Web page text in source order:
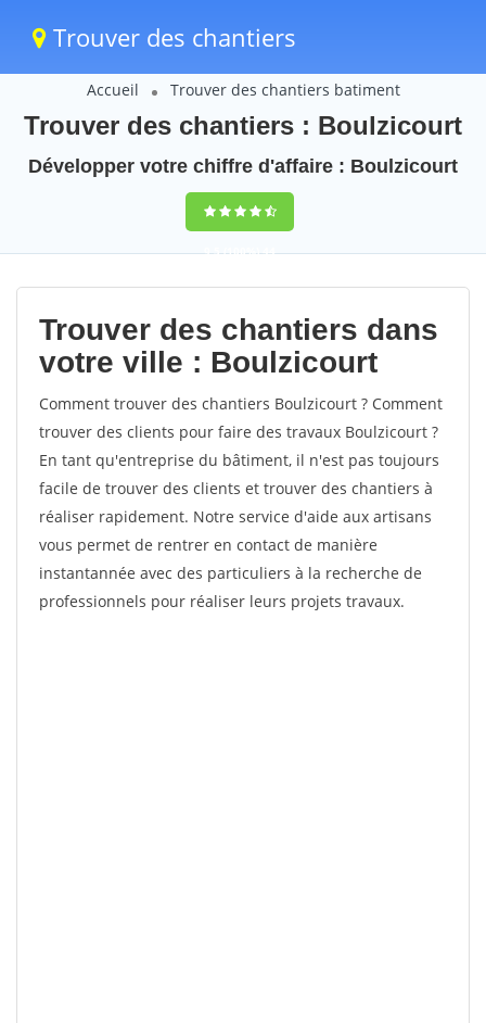
Trouver des chantiers
Accueil Trouver des chantiers batiment
Trouver des chantiers : Boulzicourt
Développer votre chiffre d'affaire : Boulzicourt
9,5(100%)44
votes
Trouver des chantiers dans
votre ville : Boulzicourt
Comment trouver des chantiers Boulzicourt ? Comment
trouver des clients pour faire des travaux Boulzicourt ?
En tant qu'entreprise du bâtiment, il n'est pas toujours
facile de trouver des clients et trouver des chantiers à
réaliser rapidement. Notre service d'aide aux artisans
vous permet de rentrer en contact de manière
instantannée avec des particuliers à la recherche de
professionnels pour réaliser leurs projets travaux.